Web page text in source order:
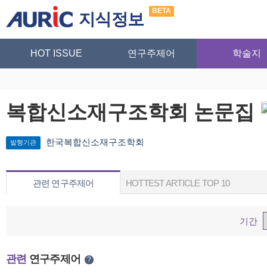
지식정보 BETA
HOT ISSUE 연구주제어 학술지
복합신소재구조학회 논문집
발행기관 한국복합신소재구조학회
관련 연구주제어 HOTTEST ARTICLE TOP 10
기간
관련 연구주제어 ?